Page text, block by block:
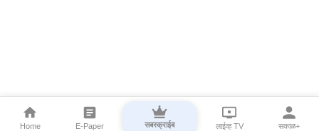
Home E-Paper सबस्क्राईब लाईव्ह TV सकाळ+